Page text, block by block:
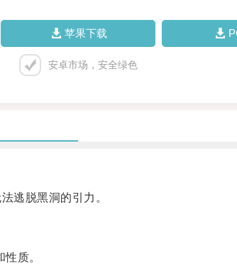
苹果下载
安卓市场，安全绿色
逃脱黑洞的引力。
质。